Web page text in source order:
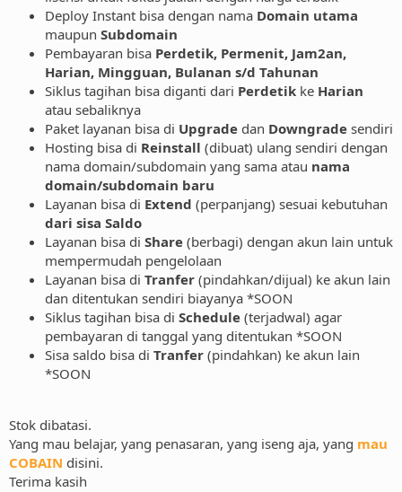
Deploy Instant bisa dengan nama Domain utama
maupun Subdomain
Pembayaran bisa Perdetik, Permenit, Jam2an,
Harian, Mingguan, Bulanan s/d Tahunan
Siklus tagihan bisa diganti dari Perdetik ke Harian
atau sebaliknya
Paket layanan bisa di Upgrade dan Downgrade sendiri
Hosting bisa di Reinstall (dibuat) ulang sendiri dengan
nama domain/subdomain yang sama atau nama
domain/subdomain baru
Layanan bisa di Extend (perpanjang) sesuai kebutuhan
dari sisa Saldo
Layanan bisa di Share (berbagi) dengan akun lain untuk
mempermudah pengelolaan
Layanan bisa di Tranfer (pindahkan/dijual) ke akun lain
dan ditentukan sendiri biayanya *SOON
Siklus tagihan bisa di Schedule (terjadwal) agar
pembayaran di tanggal yang ditentukan *SOON
Sisa saldo bisa di Tranfer (pindahkan) ke akun lain
*SOON
Stok dibatasi.
Yang mau belajar, yang penasaran, yang iseng aja, yang mau
COBAIN disini.
Terima kasih